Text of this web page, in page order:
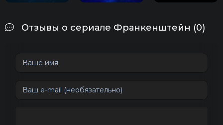
Отзывы о сериале Франкенштейн (0)